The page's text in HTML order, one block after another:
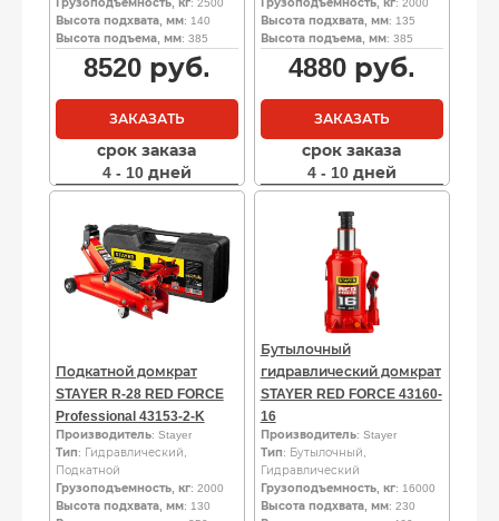
Грузоподъемность, кг: 2500
Высота подхвата, мм: 140
Высота подъема, мм: 385
8520руб.
ЗАКАЗАТЬ
срок заказа
4 - 10 дней
Грузоподъемность, кг: 2000
Высота подхвата, мм: 135
Высота подъема, мм: 385
4880руб.
ЗАКАЗАТЬ
срок заказа
4 - 10 дней
Подкатной домкрат
STAYER R-28 RED FORCE
Professional 43153-2-K
Производитель: Stayer
Тип: Гидравлический,
Подкатной
Грузоподъемность, кг: 2000
Высота подхвата, мм: 130
Бутылочный
гидравлический домкрат
STAYER RED FORCE 43160-
16
Производитель: Stayer
Тип: Бутылочный,
Гидравлический
Грузоподъемность, кг: 16000
Высота подхвата, мм: 230